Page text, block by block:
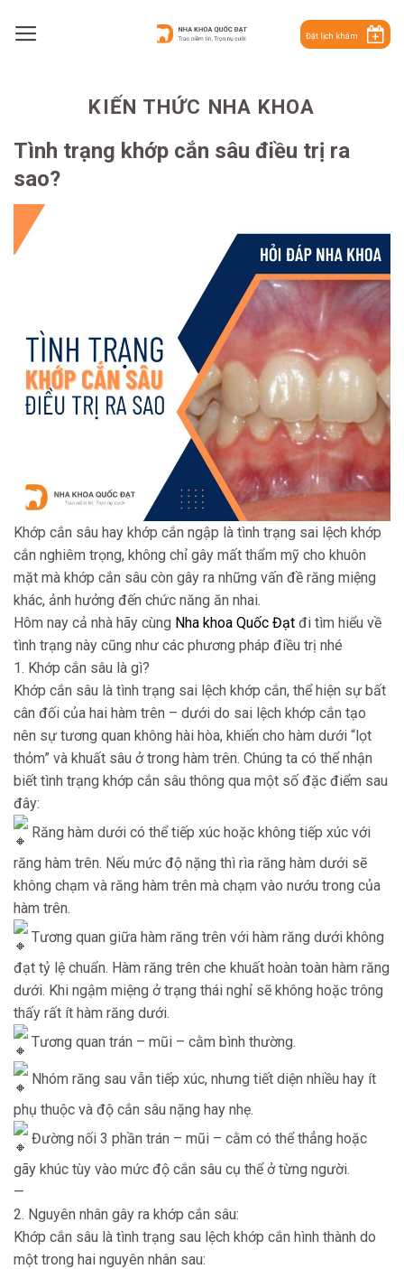
Đặt lịch khám
KIẾN THỨC NHA KHOA
Tình trạng khớp cắn sâu điều trị ra
sao?
Khớp cắn sâu hay khớp cắn ngập là tình trạng sai lệch khớp
cắn nghiêm trọng, không chỉ gây mất thẩm mỹ cho khuôn
mặt mà khớp cắn sâu còn gây ra những vấn đề răng miệng
khác, ảnh hưởng đến chức năng ăn nhai.
Hôm nay cả nhà hãy cùng Nha khoa Quốc Đạt đi tìm hiểu về
tình trạng này cũng như các phương pháp điều trị nhé
1. Khớp cắn sâu là gì?
Khớp cắn sâu là tình trạng sai lệch khớp cắn, thể hiện sự bất
cân đối của hai hàm trên – dưới do sai lệch khớp cắn tạo
nên sự tương quan không hài hòa, khiến cho hàm dưới “lọt
thỏm” và khuất sâu ở trong hàm trên. Chúng ta có thể nhận
biết tình trạng khớp cắn sâu thông qua một số đặc điểm sau
đây:
Răng hàm dưới có thể tiếp xúc hoặc không tiếp xúc với
răng hàm trên. Nếu mức độ nặng thì rìa răng hàm dưới sẽ
không chạm và răng hàm trên mà chạm vào nướu trong của
hàm trên.
Tương quan giữa hàm răng trên với hàm răng dưới không
đạt tỷ lệ chuẩn. Hàm răng trên che khuất hoàn toàn hàm răng
dưới. Khi ngậm miệng ở trạng thái nghỉ sẽ không hoặc trông
thấy rất ít hàm răng dưới.
Tương quan trán – mũi – cằm bình thường.
Nhóm răng sau vẫn tiếp xúc, nhưng tiết diện nhiều hay ít
phụ thuộc và độ cắn sâu nặng hay nhẹ.
Đường nối 3 phần trán – mũi – cằm có thể thẳng hoặc
gãy khúc tùy vào mức độ cắn sâu cụ thể ở từng người.
—
2. Nguyên nhân gây ra khớp cắn sâu:
Khớp cắn sâu là tình trạng sau lệch khớp cắn hình thành do
một trong hai nguyên nhân sau: